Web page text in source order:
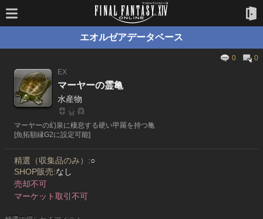
エオルゼアデータベース
0
0
EX
マーヤーの霊亀
水産物
マーヤーの幻泉に棲息する硬い甲羅を持つ亀
[魚拓額縁G2に設定可能]
精選（収集品のみ）:○
SHOP販売:なし
売却不可
マーケット取引不可